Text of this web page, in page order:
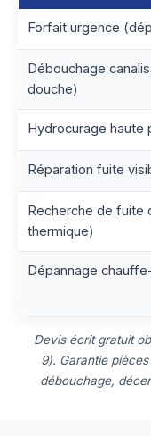
Forfait urgence
Débouchage
douche)
Hydrocurage haute
Réparation fuite
Recherche de fuite
thermique)
Dépannage
Devis écrit gratuit
9). Garantie
débouchage,